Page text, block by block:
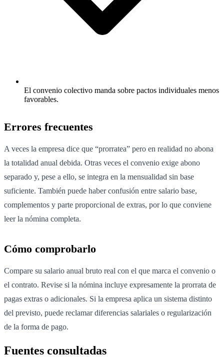
El convenio colectivo manda sobre pactos individuales menos
favorables.
Errores frecuentes
A veces la empresa dice que “prorratea” pero en realidad no abona
la totalidad anual debida. Otras veces el convenio exige abono
separado y, pese a ello, se integra en la mensualidad sin base
suficiente. También puede haber confusión entre salario base,
complementos y parte proporcional de extras, por lo que conviene
leer la nómina completa.
Cómo comprobarlo
Compare su salario anual bruto real con el que marca el convenio o
el contrato. Revise si la nómina incluye expresamente la prorrata de
pagas extras o adicionales. Si la empresa aplica un sistema distinto
del previsto, puede reclamar diferencias salariales o regularización
de la forma de pago.
Fuentes consultadas